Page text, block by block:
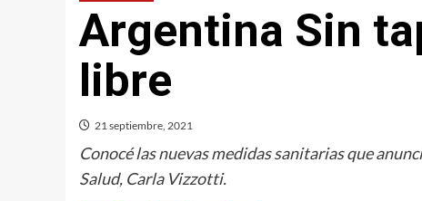
Argentina Sin
libre
21 septiembre, 2021
Conocé las nuevas medidas sanitarias que
Salud, Carla Vizzotti.